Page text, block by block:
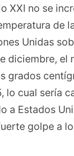
XXI no se
de
Unidas
diciembre, el
grados
lo cual sería
a Estados
golpe a